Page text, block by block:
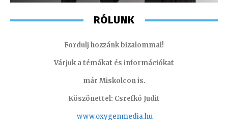
RÓLUNK
Fordulj hozzánk bizalommal!
Várjuk a témákat és információkat
már Miskolcon is.
Köszönettel: Csrefkó Judit
www.oxygenmedia.hu